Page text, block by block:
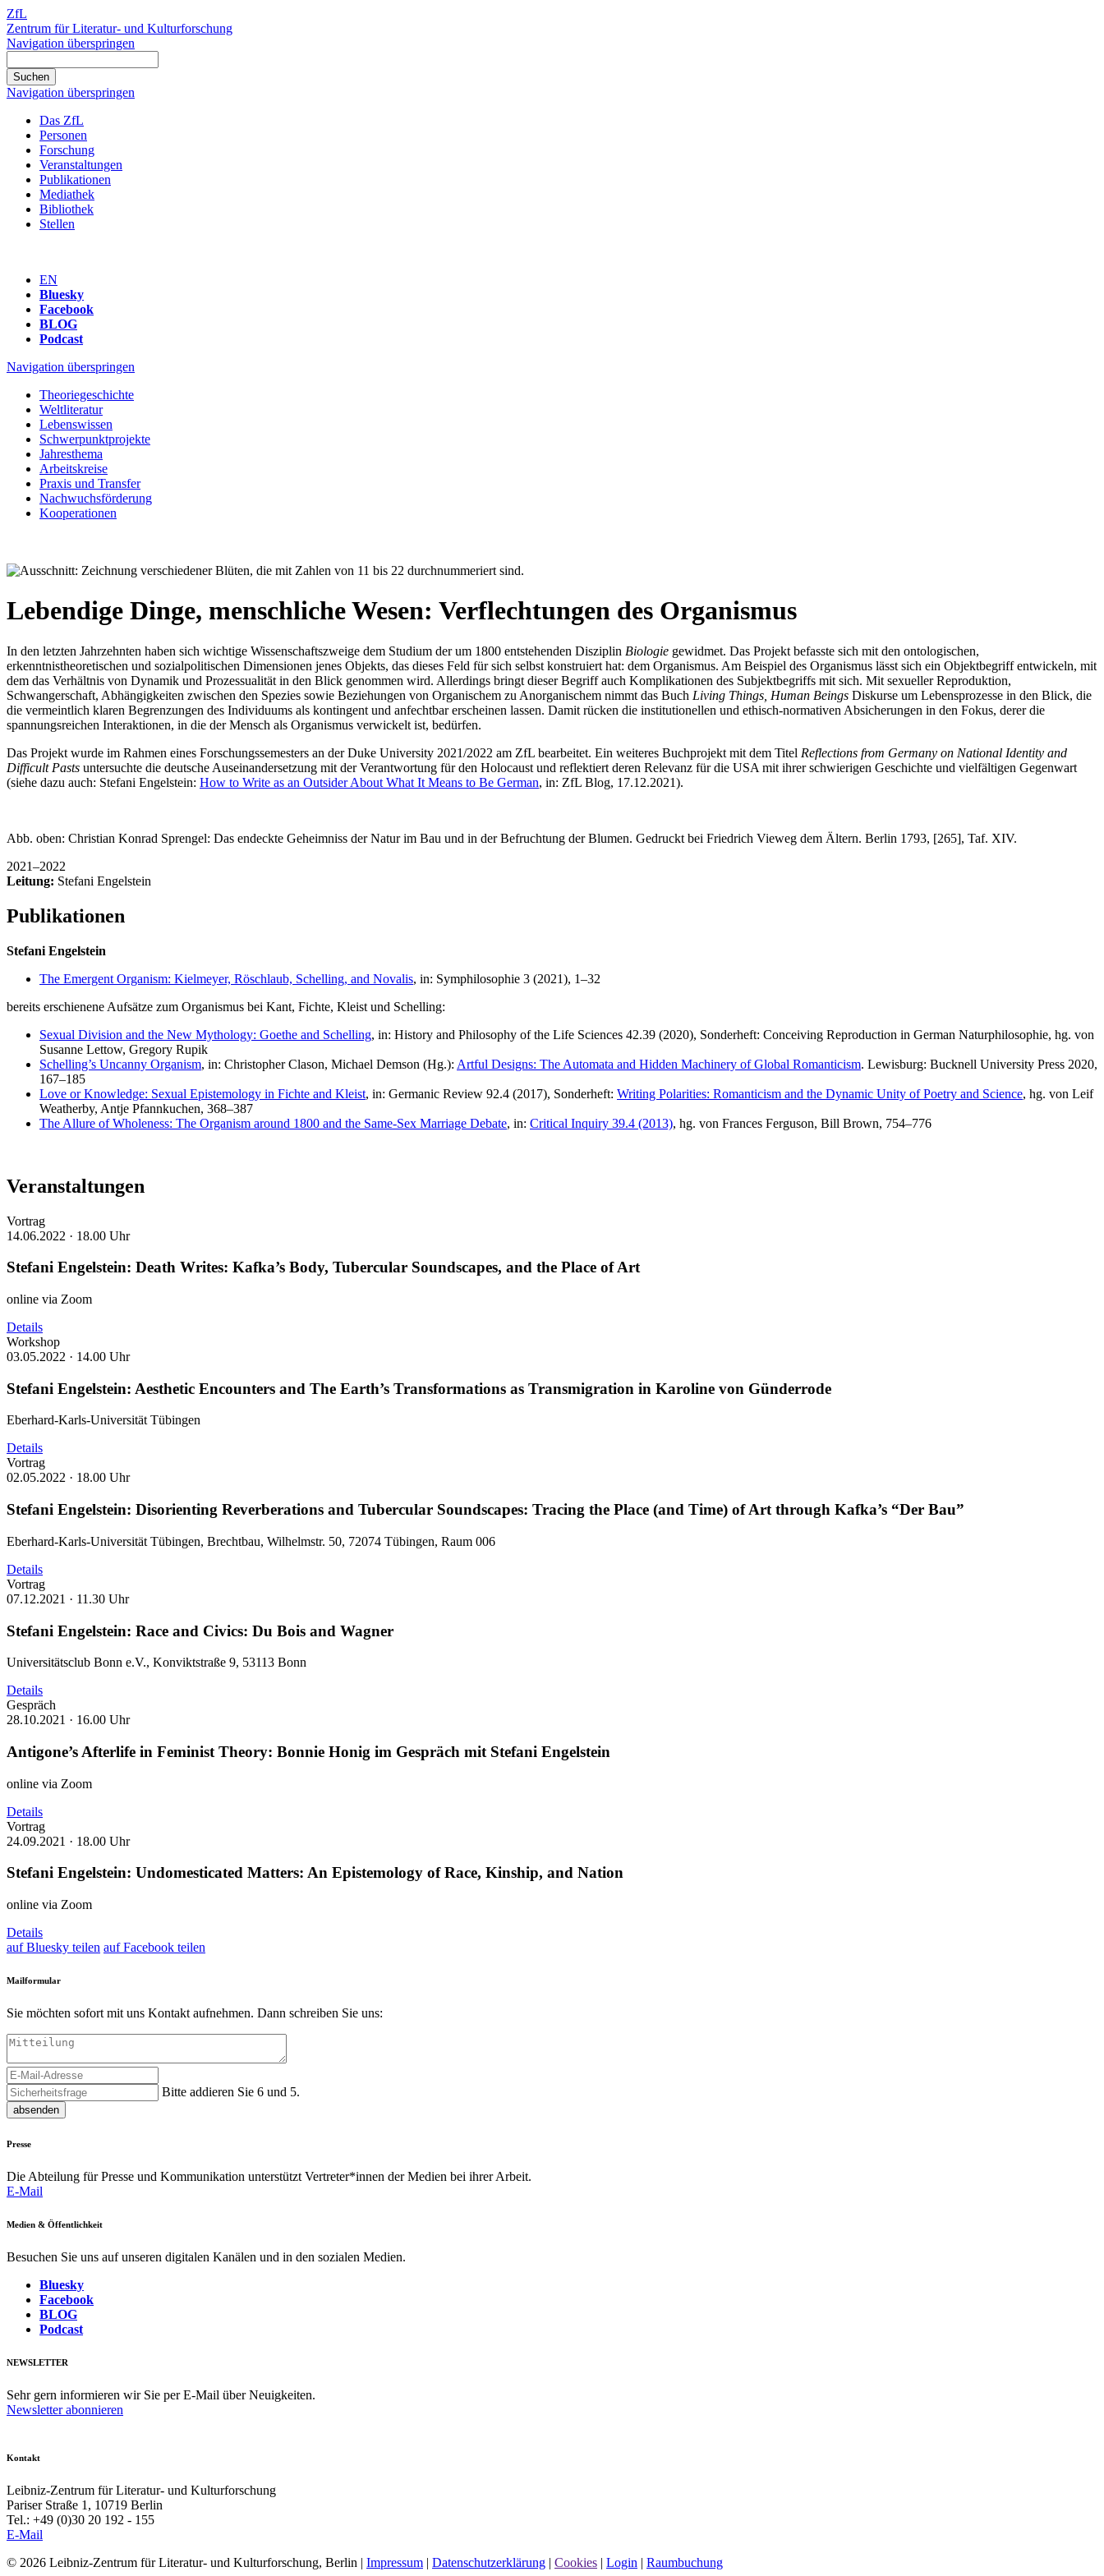
ZfL
Zentrum für Literatur- und Kulturforschung
Navigation überspringen
Navigation überspringen
Das ZfL
Personen
Forschung
Veranstaltungen
Publikationen
Mediathek
Bibliothek
Stellen
EN
Bluesky
Facebook
BLOG
Podcast
Navigation überspringen
Theoriegeschichte
Weltliteratur
Lebenswissen
Schwerpunktprojekte
Jahresthema
Arbeitskreise
Praxis und Transfer
Nachwuchsförderung
Kooperationen
Lebendige Dinge, menschliche Wesen: Verflechtungen des Organismus
In den letzten Jahrzehnten haben sich wichtige Wissenschaftszweige dem Studium der um 1800 entstehenden Disziplin Biologie gewidmet. Das Projekt befasste sich mit den ontologischen,
erkenntnistheoretischen und sozialpolitischen Dimensionen jenes Objekts, das dieses Feld für sich selbst konstruiert hat: dem Organismus. Am Beispiel des Organismus lässt sich ein Objektbegriff entwickeln, mit
dem das Verhältnis von Dynamik und Prozessualität in den Blick genommen wird. Allerdings bringt dieser Begriff auch Komplikationen des Subjektbegriffs mit sich. Mit sexueller Reproduktion,
Schwangerschaft, Abhängigkeiten zwischen den Spezies sowie Beziehungen von Organischem zu Anorganischem nimmt das Buch Living Things, Human Beings Diskurse um Lebensprozesse in den Blick, die
die vermeintlich klaren Begrenzungen des Individuums als kontingent und anfechtbar erscheinen lassen. Damit rücken die institutionellen und ethisch-normativen Absicherungen in den Fokus, derer die
spannungsreichen Interaktionen, in die der Mensch als Organismus verwickelt ist, bedürfen.
Das Projekt wurde im Rahmen eines Forschungssemesters an der Duke University 2021/2022 am ZfL bearbeitet. Ein weiteres Buchprojekt mit dem Titel Reflections from Germany on National Identity and
Difficult Pasts untersuchte die deutsche Auseinandersetzung mit der Verantwortung für den Holocaust und reflektiert deren Relevanz für die USA mit ihrer schwierigen Geschichte und vielfältigen Gegenwart
(siehe dazu auch: Stefani Engelstein: How to Write as an Outsider About What It Means to Be German, in: ZfL Blog, 17.12.2021).
Abb. oben: Christian Konrad Sprengel: Das endeckte Geheimniss der Natur im Bau und in der Befruchtung der Blumen. Gedruckt bei Friedrich Vieweg dem Ältern. Berlin 1793, [265], Taf. XIV.
2021–2022
Leitung: Stefani Engelstein
Publikationen
Stefani Engelstein
The Emergent Organism: Kielmeyer, Röschlaub, Schelling, and Novalis, in: Symphilosophie 3 (2021), 1–32
bereits erschienene Aufsätze zum Organismus bei Kant, Fichte, Kleist und Schelling:
Sexual Division and the New Mythology: Goethe and Schelling, in: History and Philosophy of the Life Sciences 42.39 (2020), Sonderheft: Conceiving Reproduction in German Naturphilosophie, hg. von
Susanne Lettow, Gregory Rupik
Schelling’s Uncanny Organism, in: Christopher Clason, Michael Demson (Hg.): Artful Designs: The Automata and Hidden Machinery of Global Romanticism. Lewisburg: Bucknell University Press 2020,
167–185
Love or Knowledge: Sexual Epistemology in Fichte and Kleist, in: Germanic Review 92.4 (2017), Sonderheft: Writing Polarities: Romanticism and the Dynamic Unity of Poetry and Science, hg. von Leif
Weatherby, Antje Pfannkuchen, 368–387
The Allure of Wholeness: The Organism around 1800 and the Same-Sex Marriage Debate, in: Critical Inquiry 39.4 (2013), hg. von Frances Ferguson, Bill Brown, 754–776
Veranstaltungen
Vortrag
14.06.2022 · 18.00 Uhr
Stefani Engelstein: Death Writes: Kafka’s Body, Tubercular Soundscapes, and the Place of Art
online via Zoom
Details
Workshop
03.05.2022 · 14.00 Uhr
Stefani Engelstein: Aesthetic Encounters and The Earth’s Transformations as Transmigration in Karoline von Günderrode
Eberhard-Karls-Universität Tübingen
Details
Vortrag
02.05.2022 · 18.00 Uhr
Stefani Engelstein: Disorienting Reverberations and Tubercular Soundscapes: Tracing the Place (and Time) of Art through Kafka’s “Der Bau”
Eberhard-Karls-Universität Tübingen, Brechtbau, Wilhelmstr. 50, 72074 Tübingen, Raum 006
Details
Vortrag
07.12.2021 · 11.30 Uhr
Stefani Engelstein: Race and Civics: Du Bois and Wagner
Universitätsclub Bonn e.V., Konviktstraße 9, 53113 Bonn
Details
Gespräch
28.10.2021 · 16.00 Uhr
Antigone’s Afterlife in Feminist Theory: Bonnie Honig im Gespräch mit Stefani Engelstein
online via Zoom
Details
Vortrag
24.09.2021 · 18.00 Uhr
Stefani Engelstein: Undomesticated Matters: An Epistemology of Race, Kinship, and Nation
online via Zoom
Details
auf Bluesky teilen auf Facebook teilen
Mailformular
Sie möchten sofort mit uns Kontakt aufnehmen. Dann schreiben Sie uns:
Bitte addieren Sie 6 und 5.
absenden
Presse
Die Abteilung für Presse und Kommunikation unterstützt Vertreter*innen der Medien bei ihrer Arbeit.
E-Mail
Medien & Öffentlichkeit
Besuchen Sie uns auf unseren digitalen Kanälen und in den sozialen Medien.
Bluesky
Facebook
BLOG
Podcast
NEWSLETTER
Sehr gern informieren wir Sie per E-Mail über Neuigkeiten.
Newsletter abonnieren
Kontakt
Leibniz-Zentrum für Literatur- und Kulturforschung
Pariser Straße 1, 10719 Berlin
Tel.: +49 (0)30 20 192 - 155
E-Mail
© 2026 Leibniz-Zentrum für Literatur- und Kulturforschung, Berlin | Impressum | Datenschutzerklärung | Cookies | Login | Raumbuchung